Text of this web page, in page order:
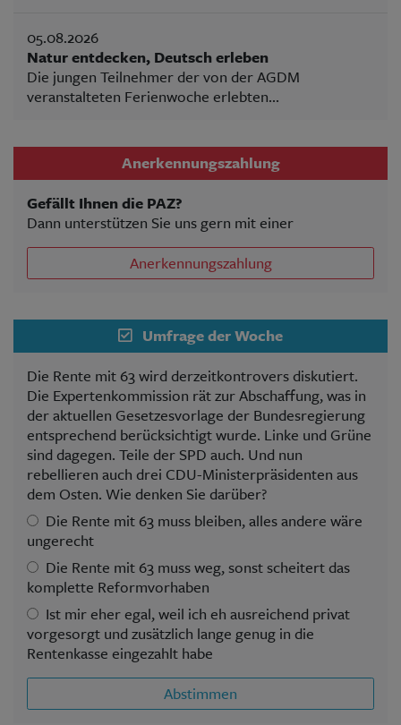
05.08.2026
Natur entdecken, Deutsch erleben
Die jungen Teilnehmer der von der AGDM
veranstalteten Ferienwoche erlebten...
Anerkennungszahlung
Gefällt Ihnen die PAZ?
Dann unterstützen Sie uns gern mit einer
Anerkennungszahlung
Umfrage der Woche
Die Rente mit 63 wird derzeitkontrovers diskutiert.
Die Expertenkommission rät zur Abschaffung, was in
der aktuellen Gesetzesvorlage der Bundesregierung
entsprechend berücksichtigt wurde. Linke und Grüne
sind dagegen. Teile der SPD auch. Und nun
rebellieren auch drei CDU-Ministerpräsidenten aus
dem Osten. Wie denken Sie darüber?
Die Rente mit 63 muss bleiben, alles andere wäre
ungerecht
Die Rente mit 63 muss weg, sonst scheitert das
komplette Reformvorhaben
Ist mir eher egal, weil ich eh ausreichend privat
vorgesorgt und zusätzlich lange genug in die
Rentenkasse eingezahlt habe
Abstimmen